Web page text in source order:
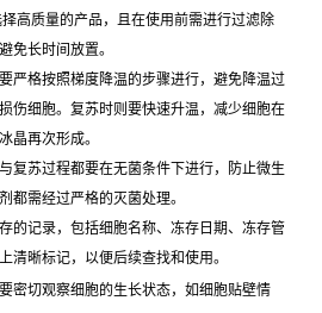
高质量的产品，且在使用前需进行过滤除
免长时间放置。
严格按照梯度降温的步骤进行，避免降温过
伤细胞。复苏时则要快速升温，减少细胞在
晶再次形成。
复苏过程都要在无菌条件下进行，防止微生
都需经过严格的灭菌处理。
的记录，包括细胞名称、冻存日期、冻存管
清晰标记，以便后续查找和使用。
密切观察细胞的生长状态，如细胞贴壁情